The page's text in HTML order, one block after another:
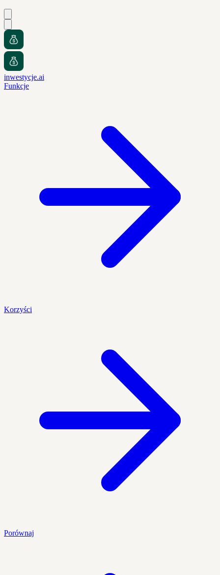
inwestycje.ai
Funkcje
Korzyści
Porównaj